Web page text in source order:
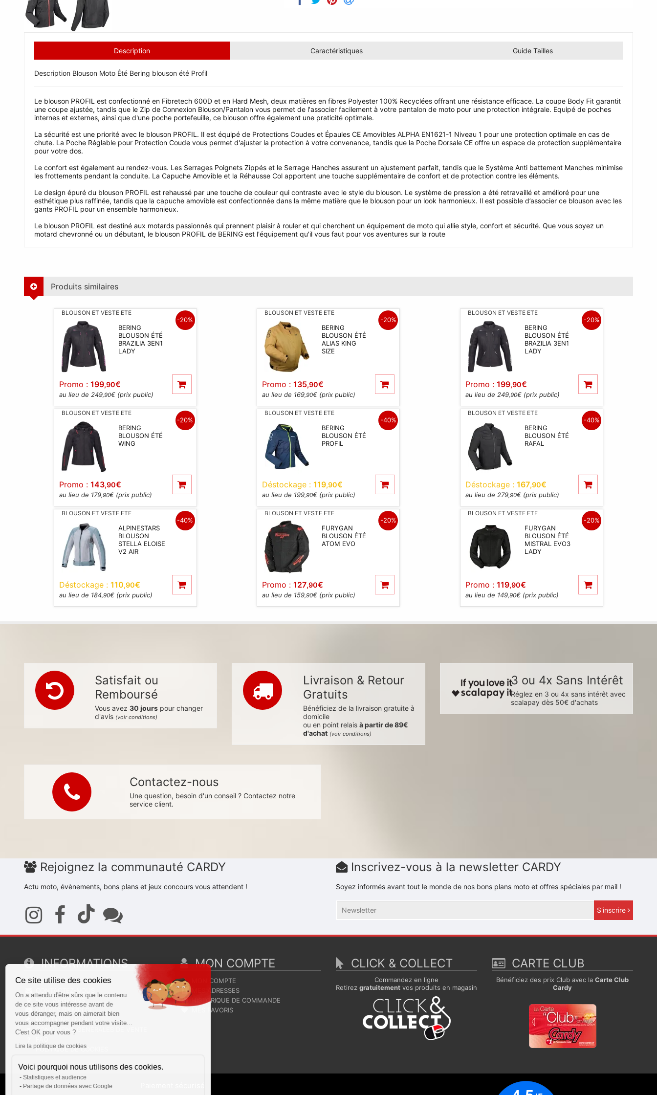
Description Caractéristiques Guide Tailles
Description Blouson Moto Été Bering blouson été Profil
Le blouson PROFIL est confectionné en Fibretech 600D et en Hard Mesh, deux matières en fibres Polyester 100% Recyclées offrant une résistance efficace. La coupe Body Fit garantit
une coupe ajustée, tandis que le Zip de Connexion Blouson/Pantalon vous permet de l'associer facilement à votre pantalon de moto pour une protection intégrale. Equipé de poches
internes et externes, ainsi que d'une poche portefeuille, ce blouson offre également une praticité optimale.
La sécurité est une priorité avec le blouson PROFIL. Il est équipé de Protections Coudes et Épaules CE Amovibles ALPHA EN1621-1 Niveau 1 pour une protection optimale en cas de
chute. La Poche Réglable pour Protection Coude vous permet d'ajuster la protection à votre convenance, tandis que la Poche Dorsale CE offre un espace de protection supplémentaire
pour votre dos.
Le confort est également au rendez-vous. Les Serrages Poignets Zippés et le Serrage Hanches assurent un ajustement parfait, tandis que le Système Anti battement Manches minimise
les frottements pendant la conduite. La Capuche Amovible et la Réhausse Col apportent une touche supplémentaire de confort et de protection contre les éléments.
Le design épuré du blouson PROFIL est rehaussé par une touche de couleur qui contraste avec le style du blouson. Le système de pression a été retravaillé et amélioré pour une
esthétique plus raffinée, tandis que la capuche amovible est confectionnée dans la même matière que le blouson pour un look harmonieux. Il est possible d’associer ce blouson avec les
gants PROFIL pour un ensemble harmonieux.
Le blouson PROFIL est destiné aux motards passionnés qui prennent plaisir à rouler et qui cherchent un équipement de moto qui allie style, confort et sécurité. Que vous soyez un
motard chevronné ou un débutant, le blouson PROFIL de BERING est l'équipement qu'il vous faut pour vos aventures sur la route
Produits similaires
BLOUSON ET VESTE ETE
-20%
BERING
BLOUSON ÉTÉ
BRAZILIA 3EN1
LADY
Promo : 199,90€
au lieu de 249,90€ (prix public)
BLOUSON ET VESTE ETE
-20%
BERING
BLOUSON ÉTÉ
ALIAS KING
SIZE
Promo :135,90€
au lieu de 169,90€ (prix public)
BLOUSON ET VESTE ETE
-20%
BERING
BLOUSON ÉTÉ
BRAZILIA 3EN1
LADY
Promo :199,90€
au lieu de 249,90€ (prix public)
BLOUSON ET VESTE ETE
-20%
BERING
BLOUSON ÉTÉ
WING
Promo : 143,90€
au lieu de 179,90€ (prix public)
BLOUSON ET VESTE ETE
-40%
BERING
BLOUSON ÉTÉ
PROFIL
Déstockage :119,90€
au lieu de 199,90€ (prix public)
BLOUSON ET VESTE ETE
-40%
BERING
BLOUSON ÉTÉ
RAFAL
Déstockage :167,90€
au lieu de 279,90€ (prix public)
BLOUSON ET VESTE ETE
-40%
ALPINESTARS
BLOUSON
STELLA ELOISE
V2 AIR
Déstockage : 110,90€
au lieu de 184,90€ (prix public)
BLOUSON ET VESTE ETE
-20%
FURYGAN
BLOUSON ÉTÉ
ATOM EVO
Promo :127,90€
au lieu de 159,90€ (prix public)
BLOUSON ET VESTE ETE
-20%
FURYGAN
BLOUSON ÉTÉ
MISTRAL EVO3
LADY
Promo :119,90€
au lieu de 149,90€ (prix public)
Satisfait ou
Remboursé
Vous avez30 jours pour changer
d'avis (voir conditions)
Livraison & Retour
Gratuits
Bénéficiez de la livraison gratuite à
domicile
ou en point relais à partir de 89€
d'achat (voir conditions)
3 ou 4x Sans Intérêt
Réglez en 3 ou 4x sans intérêt avec
scalapay dès 50€ d'achats
Contactez-nous
Une question, besoin d'un conseil ? Contactez notre
service client.
Rejoignez la communauté CARDY
Actu moto, évènements, bons plans et jeux concours vous attendent !
Inscrivez-vous à la newsletter CARDY
Soyez informés avant tout le monde de nos bons plans moto et offres spéciales par mail !
S'inscrire
INFORMATIONS
QUI SOMMES NOUS ?
NOS MAGASINS
OFFRES D'EMPLOI
MENTIONS LÉGALES
CONDITIONS GÉNÉRALES DE VENTE
POLITIQUE DE COOKIES
MON COMPTE
MON COMPTE
MES ADRESSES
HISTORIQUE DE COMMANDE
MES FAVORIS
CLICK & COLLECT
Commandez en ligne
Retirezgratuitement vos produits en magasin
CARTE CLUB
Bénéficiez des prix Club avec laCarte Club
Cardy
Ce site utilise des cookies
On a attendu d'être sûrs que le contenu
de ce site vous intéresse avant de
vous déranger, mais on aimerait bien
vous accompagner pendant votre visite...
C'est OK pour vous ?
Lire la politique de cookies
Voici pourquoi nous utilisons des cookies.
Statistiques et audience
Partage de données avec Google